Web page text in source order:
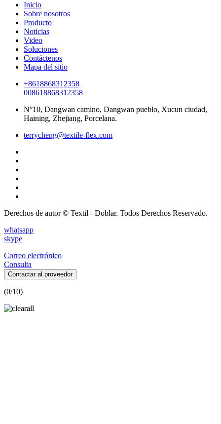
Inicio
Sobre nosotros
Producto
Noticias
Video
Soluciones
Contáctenos
Mapa del sitio
+8618868312358
008618868312358
N°10, Dangwan camino, Dangwan pueblo, Xucun ciudad,
Haining, Zhejiang, Porcelana.
terrycheng@textile-flex.com
Derechos de autor © Textil - Doblar. Todos Derechos Reservado.
whatsapp
skype
Correo electrónico
Consulta
Contactar al proveedor
(0/10)